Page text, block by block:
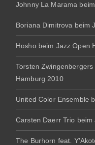
Johnny La Marama
Boriana Dimitrova beim
Hosho beim Jazz Open
Torsten
Hamburg 2010
United Color Ensemble
Carsten Daerr Trio
The Burhorn feat.